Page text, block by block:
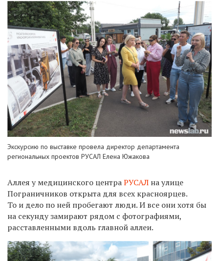
Экскурсию по выставке провела директор департамента
региональных проектов РУСАЛ Елена Южакова
Аллея у медицинского центраРУСАЛ на улице
Пограничников открыта для всех красноярцев.
То и дело по ней пробегают люди. И все они хотя бы
на секунду замирают рядом с фотографиями,
расставленными вдоль главной аллеи.